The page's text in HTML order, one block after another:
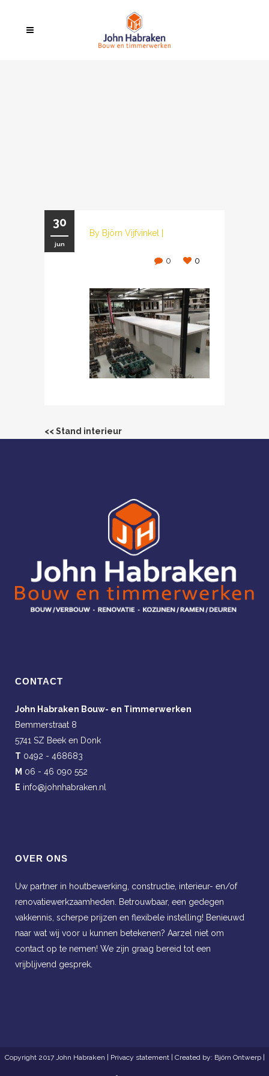
30
jun
By Björn Vijfvinkel
0 0
<< Stand interieur
CONTACT
John Habraken Bouw- en Timmerwerken
Bemmerstraat 8
5741 SZ Beek en Donk
T 0492 - 468683
M 06 - 46 090 552
E info@johnhabraken.nl
OVER ONS
Uw partner in houtbewerking, constructie, interieur- en/of
renovatiewerkzaamheden. Betrouwbaar, een gedegen
vakkennis, scherpe prijzen en flexibele instelling! Benieuwd
naar wat wij voor u kunnen betekenen? Aarzel niet om
contact op te nemen! We zijn graag bereid tot een
vrijblijvend gesprek.
Copyright 2017 John Habraken | Privacy statement| Created by: Björn Ontwerp|